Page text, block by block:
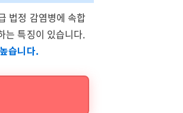
법정 감염병에 속합
는 특징이 있습니다.
습니다.